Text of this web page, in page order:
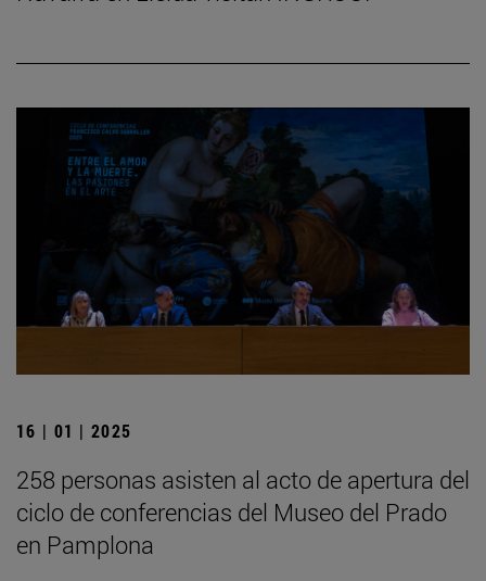
16 | 01 | 2025
258 personas asisten al acto de apertura del
ciclo de conferencias del Museo del Prado
en Pamplona